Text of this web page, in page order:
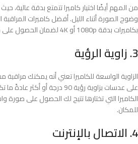
من المهم أيضًا اختيار كاميرا تتمتع بدقة عالية،
وضوح الصورة أثناء الليل. أفضل كاميرات المراقبة
بكاميرات بدقة 1080p أو 4K لضمان الحصول على صور واضحة ومفصلة.
3. زاوية الرؤية
الزاوية الواسعة للكاميرا تعني أنه يمكنك مراقبة
على عدسات بزاوية رؤية 90 درجة أو
الكاميرا التي تختارها تتيح لك الحصول على صورة
للمكان.
4. الاتصال بالإنترنت